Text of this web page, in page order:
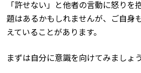
「許せない」と他者の言動に怒りを
題はあるかもしれませんが、ご自身
えていることがあります。
まずは自分に意識を向けてみましょう